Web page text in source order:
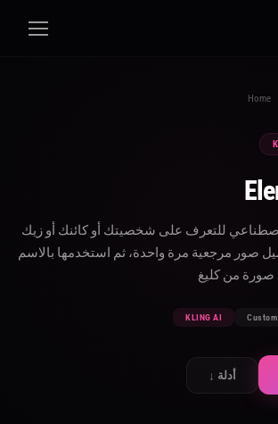
Home
للتعرف على شخصيتك أو كائنك أو زيك
صور مرجعية مرة واحدة، ثم استخدمها بالاسم
صورة من كليغ
KLING AI
أدلة ↓